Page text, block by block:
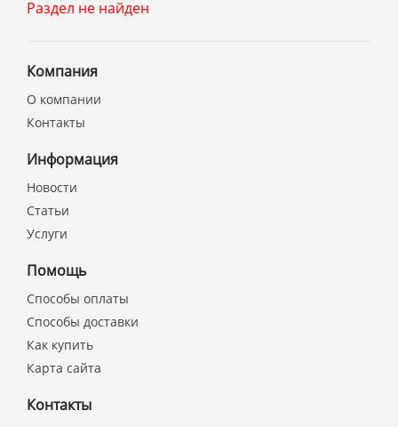
Раздел не найден
Компания
О компании
Контакты
Информация
Новости
Статьи
Услуги
Помощь
Способы оплаты
Способы доставки
Как купить
Карта сайта
Контакты